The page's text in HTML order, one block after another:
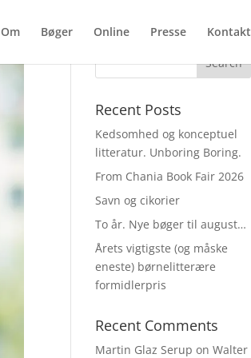
Om Bøger Online Presse Kontakt
Recent Posts
Kedsomhed og konceptuel
litteratur. Unboring Boring.
From Chania Book Fair 2026
Savn og cikorier
To år. Nye bøger til august…
Årets vigtigste (og måske
eneste) børnelitterære
formidlerpris
Recent Comments
Martin Glaz Serup onWalter